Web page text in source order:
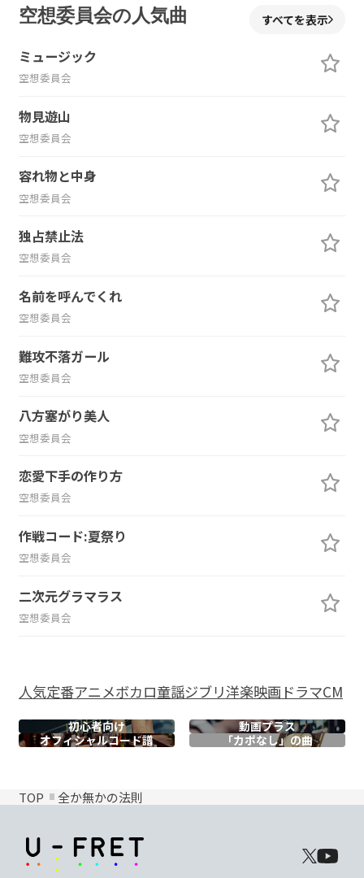
空想委員会の人気曲 すべてを表示
ミュージック
空想委員会
物見遊山
空想委員会
容れ物と中身
空想委員会
独占禁止法
空想委員会
名前を呼んでくれ
空想委員会
難攻不落ガール
空想委員会
八方塞がり美人
空想委員会
恋愛下手の作り方
空想委員会
作戦コード:夏祭り
空想委員会
二次元グラマラス
空想委員会
人気定番アニメボカロ童謡ジブリ洋楽映画ドラマCM
初心者向け
動画プラス
オフィシャルコード譜 「カポなし」の曲
TOP 全か無かの法則